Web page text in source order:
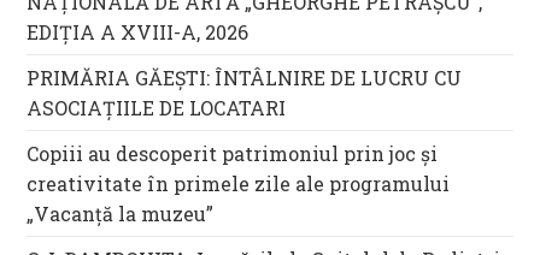
EDIŢIA A XVIII-A, 2026
PRIMĂRIA GĂEȘTI: ÎNTÂLNIRE DE LUCRU CU
ASOCIAȚIILE DE LOCATARI
Copiii au descoperit patrimoniul prin joc și
creativitate în primele zile ale programului
„Vacanță la muzeu”